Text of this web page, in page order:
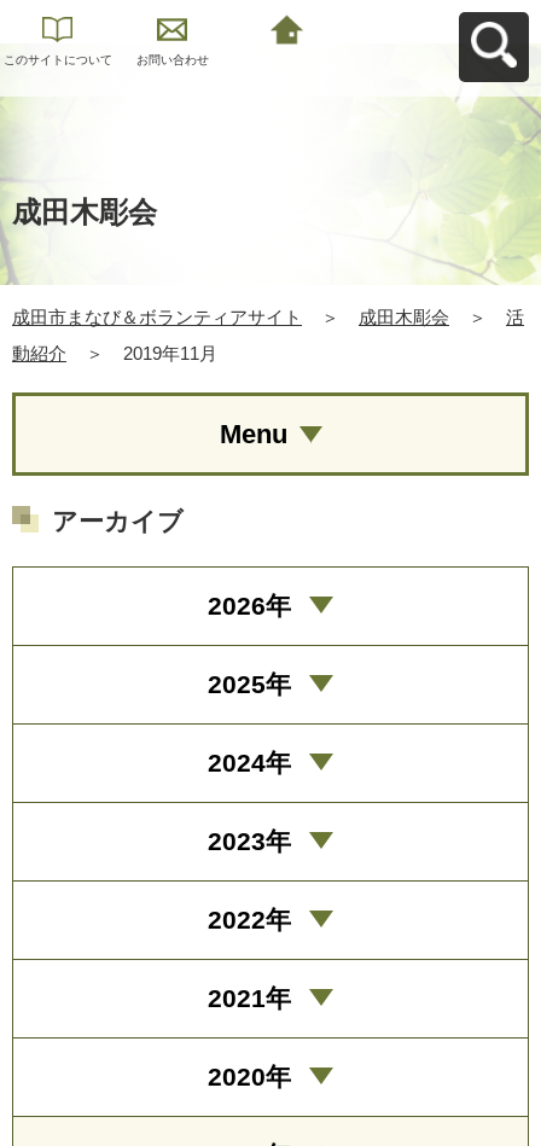
このサイトについて お問い合わせ
成田木彫会
成田市まなび＆ボランティアサイト ＞ 成田木彫会 ＞
活
動紹介
＞ 2019年11月
Menu
アーカイブ
2026年
2025年
2024年
2023年
2022年
2021年
2020年